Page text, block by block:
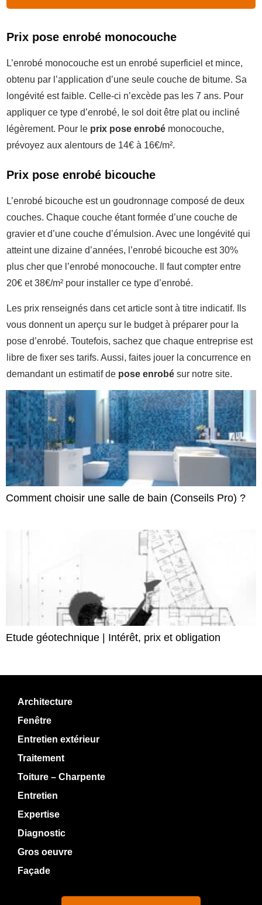
Prix pose enrobé monocouche
L’enrobé monocouche est un enrobé superficiel et mince,
obtenu par l’application d’une seule couche de bitume. Sa
longévité est faible. Celle-ci n’excède pas les 7 ans. Pour
appliquer ce type d’enrobé, le sol doit être plat ou incliné
légèrement. Pour le prix pose enrobé monocouche,
prévoyez aux alentours de 14€ à 16€/m².
Prix pose enrobé bicouche
L’enrobé bicouche est un goudronnage composé de deux
couches. Chaque couche étant formée d’une couche de
gravier et d’une couche d’émulsion. Avec une longévité qui
atteint une dizaine d’années, l’enrobé bicouche est 30%
plus cher que l’enrobé monocouche. Il faut compter entre
20€ et 38€/m² pour installer ce type d’enrobé.
Les prix renseignés dans cet article sont à titre indicatif. Ils
vous donnent un aperçu sur le budget à préparer pour la
pose d’enrobé. Toutefois, sachez que chaque entreprise est
libre de fixer ses tarifs. Aussi, faites jouer la concurrence en
demandant un estimatif de pose enrobé sur notre site.
Comment choisir une salle de bain (Conseils Pro) ?
Etude géotechnique | Intérêt, prix et obligation
Architecture
Fenêtre
Entretien extérieur
Traitement
Toiture – Charpente
Entretien
Expertise
Diagnostic
Gros oeuvre
Façade